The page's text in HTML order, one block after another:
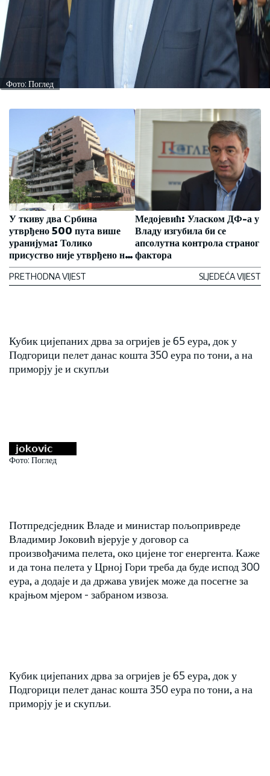
Фото: Поглед
У ткиву два Србина
утврђено 500 пута више
уранијума: Толико
присуство није утврђено ни
код кога на свету
PRETHODNA VIJEST
Медојевић: Уласком ДФ-а у
Владу изгубила би се
апсолутна контрола страног
фактора
SLJEDEĆA VIJEST
Кубик цијепаних дрва за огријев је 65 еура, док у
Подгорици пелет данас кошта 350 еура по тони, а на
приморју је и скупљи
Фото: Поглед
Потпредсједник Владе и министар пољопривреде
Владимир Јоковић вјерује у договор са
произвођачима пелета, око цијене тог енергента. Каже
и да тона пелета у Црној Гори треба да буде испод 300
еура, а додаје и да држава увијек може да посегне за
крајњом мјером - забраном извоза.
Кубик цијепаних дрва за огријев је 65 еура, док у
Подгорици пелет данас кошта 350 еура по тони, а на
приморју је и скупљи.